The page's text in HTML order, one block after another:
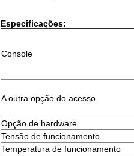
Especificações:
Console
A outra opção do acesso
Opção de hardware
Tensão de funcionamento
Temperatura de funcionamento